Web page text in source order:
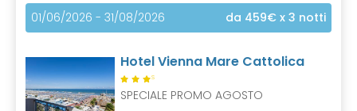
01/06/2026 - 31/08/2026
da 459€ x 3 notti
Hotel Vienna Mare Cattolica
S
SPECIALE PROMO AGOSTO